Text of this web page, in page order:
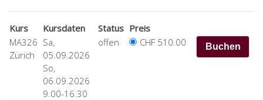
Kurs Kursdaten Status Preis
MA326
Zürich
Sa,
05.09.2026
So,
06.09.2026
9.00-16.30
offen CHF 510.00